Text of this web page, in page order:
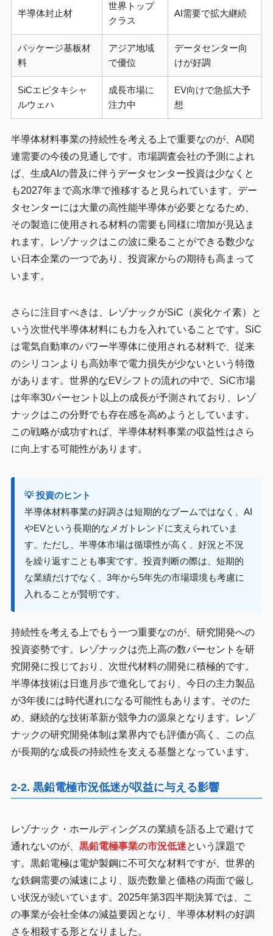
半導体封止材
世界トップ
クラス
AI需要で拡大継続
パッケージ基板材
料
アジア地域
で優位
データセンター向
けが好調
SiCエピタキシャ
ルウェハ
成長市場に
注力中
EV向けで急拡大予
想
半導体材料事業の持続性を考える上で重要なのが、AI関
連需要の今後の見通しです。市場調査会社の予測によれ
ば、生成AIの普及に伴うデータセンター投資は少なくと
も2027年まで高水準で推移すると見られています。デー
タセンターには大量の高性能半導体が必要となるため、
その製造に使用される材料の需要も同様に増加が見込ま
れます。レゾナックはこの波に乗ることができる数少な
い日本企業の一つであり、投資家からの期待も高まって
います。
さらに注目すべきは、レゾナックがSiC（炭化ケイ素）と
いう次世代半導体材料にも力を入れていることです。SiC
は電気自動車のパワー半導体に使用される材料で、従来
のシリコンよりも高効率で電力損失が少ないという特徴
があります。世界的なEVシフトの流れの中で、SiC市場
は年率30パーセント以上の成長が予測されており、レゾ
ナックはこの分野でも存在感を高めようとしています。
この戦略が成功すれば、半導体材料事業の収益性はさら
に向上する可能性があります。
💡 投資のヒント
半導体材料事業の好調さは短期的なブームではなく、AI
やEVという長期的なメガトレンドに支えられていま
す。ただし、半導体市場は循環性が高く、好況と不況
を繰り返すことも事実です。投資判断の際は、短期的
な業績だけでなく、3年から5年先の市場環境も考慮に
入れることが賢明です。
持続性を考える上でもう一つ重要なのが、研究開発への
投資姿勢です。レゾナックは売上高の数パーセントを研
究開発に投じており、次世代材料の開発に積極的です。
半導体技術は日進月歩で進化しており、今日の主力製品
が3年後には時代遅れになる可能性もあります。そのた
め、継続的な技術革新が競争力の源泉となります。レゾ
ナックの研究開発体制は業界内でも評価が高く、この点
が長期的な成長の持続性を支える基盤となっています。
2-2. 黒鉛電極市況低迷が収益に与える影響
レゾナック・ホールディングスの業績を語る上で避けて
通れないのが、 黒鉛電極事業の市況低迷という課題で
す。黒鉛電極は電炉製鋼に不可欠な材料ですが、世界的
な鉄鋼需要の減速により、販売数量と価格の両面で厳し
い状況が続いています。2025年第3四半期決算では、こ
の事業が会社全体の減益要因となり、半導体材料の好調
さを相殺する形となりました。